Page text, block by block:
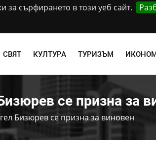
за сърфирането в този уеб сайт.
СВЯТ КУЛТУРА ТУРИЗЪМ
се призна за
Бизюрев се призна за виновен